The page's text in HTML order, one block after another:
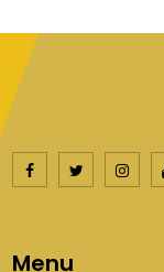
Menu